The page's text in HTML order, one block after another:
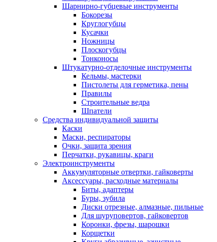
Шарнирно-губцевые инструменты
Бокорезы
Круглогубцы
Кусачки
Ножницы
Плоскогубцы
Тонконосы
Штукатурно-отделочные инструменты
Кельмы, мастерки
Пистолеты для герметика, пены
Правилы
Строительные ведра
Шпатели
Средства индивидуальной защиты
Каски
Маски, респираторы
Очки, защита зрения
Перчатки, рукавицы, краги
Электроинструменты
Аккумуляторные отвертки, гайковерты
Аксессуары, расходные материалы
Биты, адаптеры
Буры, зубила
Диски отрезные, алмазные, пильные
Для шуруповертов, гайковертов
Коронки, фрезы, шарошки
Корщетки